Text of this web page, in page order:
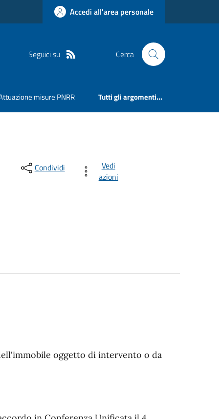
Accedi all'area personale
Seguici su Cerca
misure PNRR Tutti gli argomenti...
Condividi
Vedi
azioni
oggetto di intervento o da